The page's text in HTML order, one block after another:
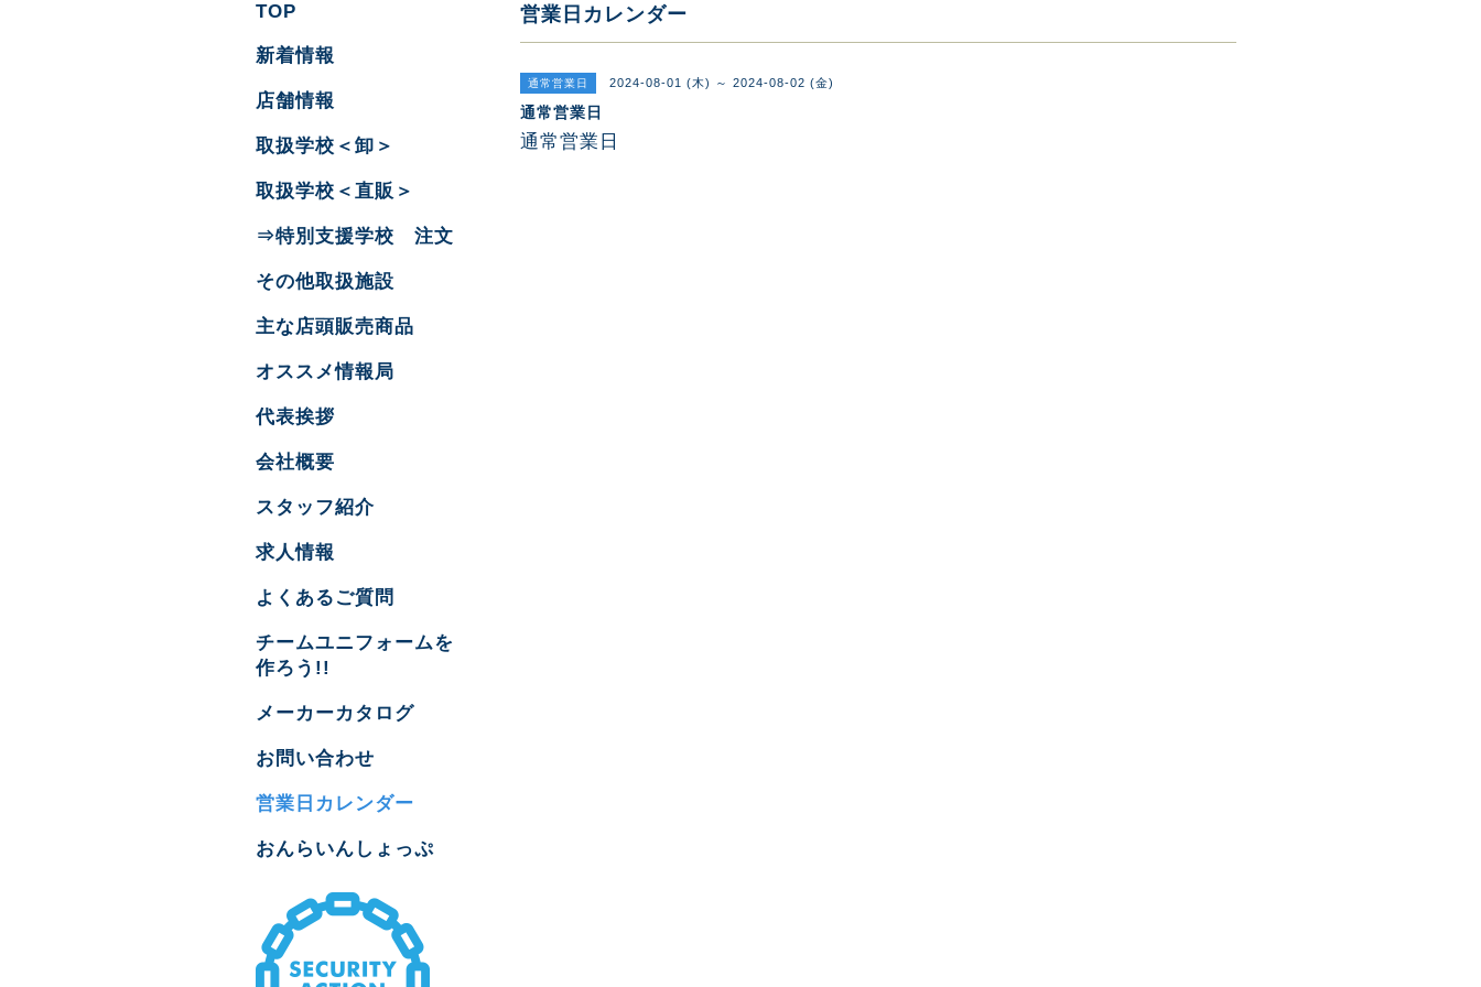
営業日カレンダー
通常営業日 2024-08-01 (木) ～ 2024-08-02 (金)
通常営業日
通常営業日
TOP
新着情報
店舗情報
取扱学校＜卸＞
取扱学校＜直販＞
⇒特別支援学校 注文
その他取扱施設
主な店頭販売商品
オススメ情報局
代表挨拶
会社概要
スタッフ紹介
求人情報
よくあるご質問
チームユニフォームを
作ろう!!
メーカーカタログ
お問い合わせ
営業日カレンダー
おんらいんしょっぷ